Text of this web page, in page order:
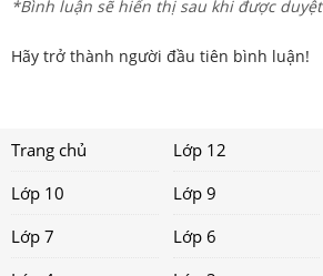
*Bình luận sẽ hiển thị sau khi được duyệt
Hãy trở thành người đầu tiên bình luận!
Trang chủ Lớp 12
Lớp 10
Lớp 9
Lớp 7
Lớp 6